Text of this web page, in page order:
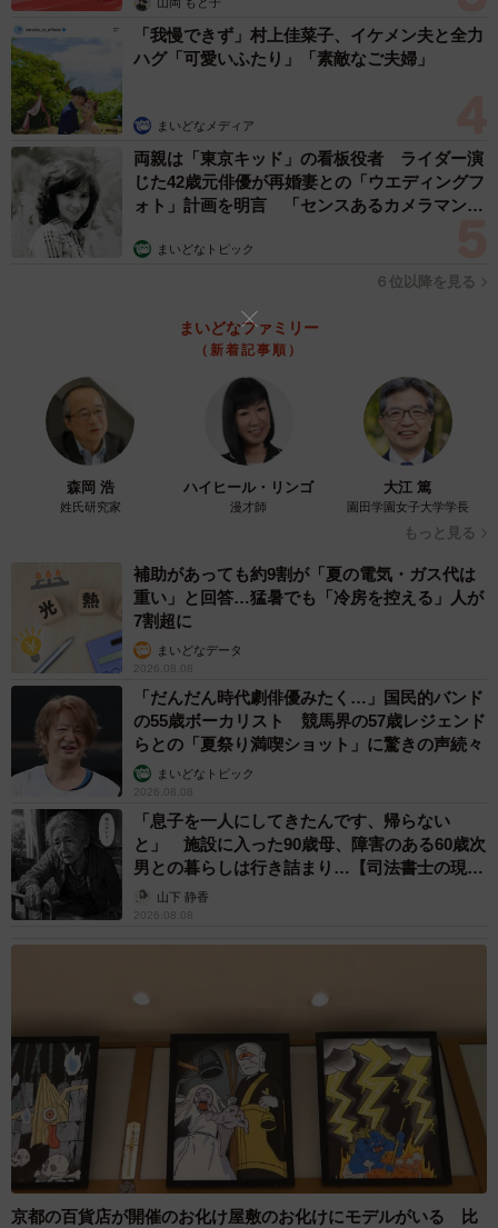
「我慢できず」村上佳菜子、イケメン夫と全力
ハグ「可愛いふたり」「素敵なご夫婦」
まいどなメディア
両親は「東京キッド」の看板役者 ライダー演
じた42歳元俳優が再婚妻との「ウエディングフ
ォト」計画を明言 「センスあるカメラマン求
まいどなトピック
６位以降を見る
まいどなファミリー
（新着記事順）
森岡 浩
姓氏研究家
ハイヒール・リンゴ
漫才師
大江 篤
園田学園女子大学学長
もっと見る
補助があっても約9割が「夏の電気・ガス代は
重い」と回答…猛暑でも「冷房を控える」人が
7割超に
まいどなデータ
2026.08.08
「だんだん時代劇俳優みたく…」国民的バンド
の55歳ボーカリスト 競馬界の57歳レジェンド
らとの「夏祭り満喫ショット」に驚きの声続々
まいどなトピック
2026.08.08
「息子を一人にしてきたんです、帰らない
と」 施設に入った90歳母、障害のある60歳次
男との暮らしは行き詰まり…【司法書士の現場
から】山下 静香
2026.08.08
京都の百貨店が開催のお化け屋敷のお化けにモデルがいる 比